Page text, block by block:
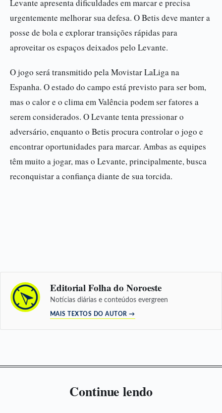
Levante apresenta dificuldades em marcar e precisa
urgentemente melhorar sua defesa. O Betis deve manter a
posse de bola e explorar transições rápidas para
aproveitar os espaços deixados pelo Levante.
O jogo será transmitido pela Movistar LaLiga na
Espanha. O estado do campo está previsto para ser bom,
mas o calor e o clima em Valência podem ser fatores a
serem considerados. O Levante tenta pressionar o
adversário, enquanto o Betis procura controlar o jogo e
encontrar oportunidades para marcar. Ambas as equipes
têm muito a jogar, mas o Levante, principalmente, busca
reconquistar a confiança diante de sua torcida.
Editorial Folha do Noroeste
Notícias diárias e conteúdos evergreen
MAIS TEXTOS DO AUTOR →
Continue lendo